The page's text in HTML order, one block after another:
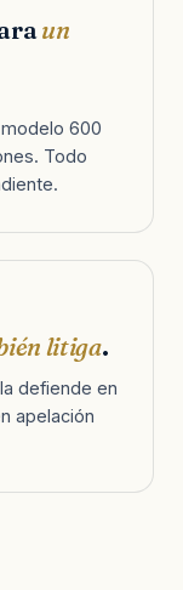
un
600
Todo
litiga.
defiende en
apelación